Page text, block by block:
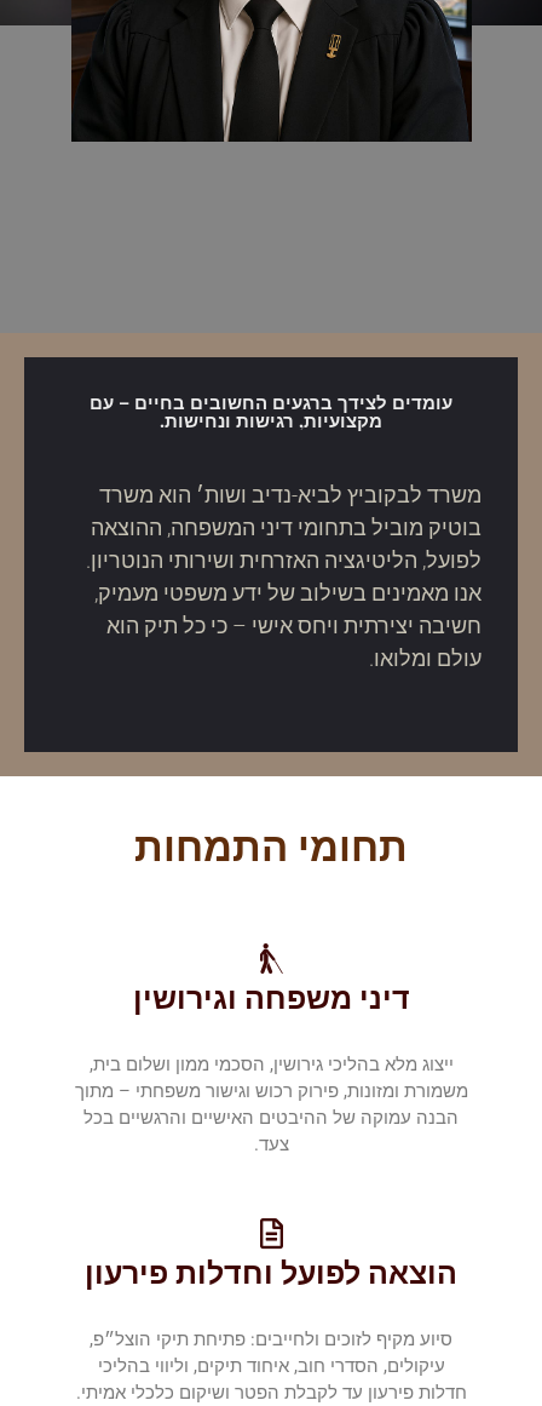
עומדים לצידך ברגעים החשובים בחיים – עם
מקצועיות, רגישות ונחישות.
משרד לבקוביץ לביא-נדיב ושות׳ הוא משרד
בוטיק מוביל בתחומי דיני המשפחה, ההוצאה
לפועל, הליטיגציה האזרחית ושירותי הנוטריון.
אנו מאמינים בשילוב של ידע משפטי מעמיק,
חשיבה יצירתית ויחס אישי – כי כל תיק הוא
עולם ומלואו.
תחומי התמחות
דיני משפחה וגירושין
ייצוג מלא בהליכי גירושין, הסכמי ממון ושלום בית,
משמורת ומזונות, פירוק רכוש וגישור משפחתי – מתוך
הבנה עמוקה של ההיבטים האישיים והרגשיים בכל
צעד.
הוצאה לפועל וחדלות פירעון
סיוע מקיף לזוכים ולחייבים: פתיחת תיקי הוצל״פ,
עיקולים, הסדרי חוב, איחוד תיקים, וליווי בהליכי
חדלות פירעון עד לקבלת הפטר ושיקום כלכלי אמיתי.